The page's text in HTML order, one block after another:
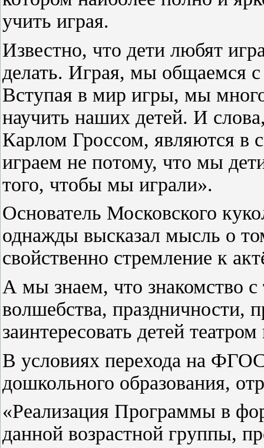
учить играя.
Известно, что дети любят
делать. Играя, мы общаемся
Вступая в мир игры, мы
научить наших детей. И
Карлом Гроссом, являются в
играем не потому, что мы
того, чтобы мы играли».
Основатель Московского
однажды высказал мысль о
свойственно стремление к
А мы знаем, что знакомство с
волшебства, праздничности,
заинтересовать детей
В условиях перехода на
дошкольного образования,
«Реализация Программы в
данной возрастной группы,